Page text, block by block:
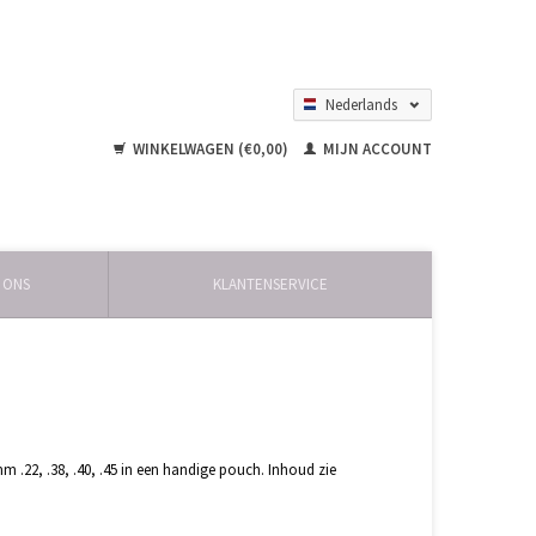
Nederlands
WINKELWAGEN (€0,00)
MIJN ACCOUNT
KLANTENSERVICE
.22, .38, .40, .45 in een handige pouch. Inhoud zie